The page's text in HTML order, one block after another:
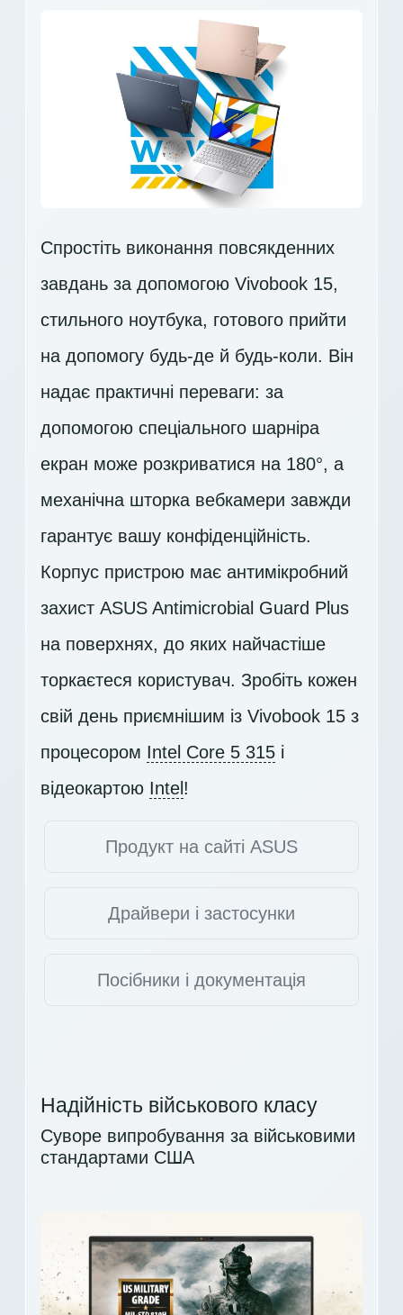
Спростіть виконання повсякденних
завдань за допомогою Vivobook 15,
стильного ноутбука, готового прийти
на допомогу будь-де й будь-коли. Він
надає практичні переваги: за
допомогою спеціального шарніра
екран може розкриватися на 180°, а
механічна шторка вебкамери завжди
гарантує вашу конфіденційність.
Корпус пристрою має антимікробний
захист ASUS Antimicrobial Guard Plus
на поверхнях, до яких найчастіше
торкаєтеся користувач. Зробіть кожен
свій день приємнішим із Vivobook 15 з
процесором Intel Core 5 315 і
відеокартою Intel !
Продукт на сайті ASUS
Драйвери і застосунки
Посібники і документація
Надійність військового класу
Суворе випробування за військовими
стандартами США